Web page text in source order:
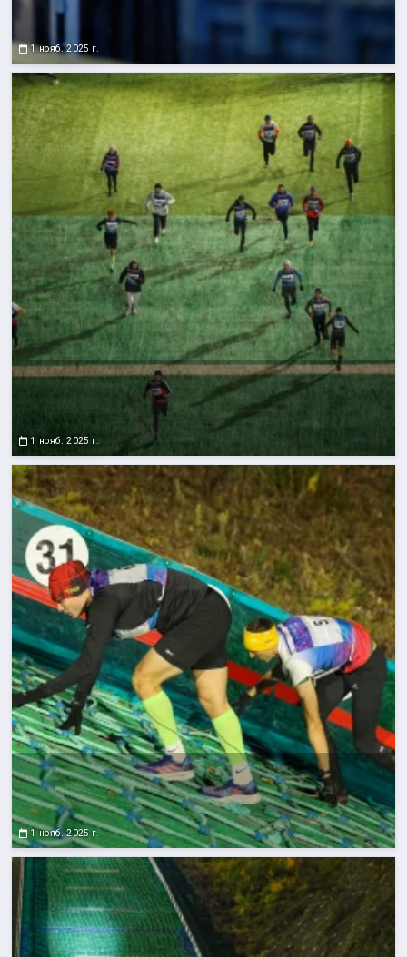
1 нояб. 2025 г.
1 нояб. 2025 г.
1 нояб. 2025 г.